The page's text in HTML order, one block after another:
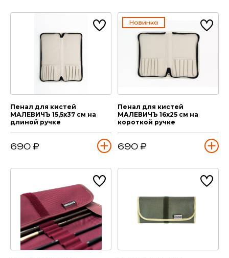
Пенал для кистей
МАЛЕВИЧЪ 15,5х37 см на
длиной ручке
690 ₽
Новинка
Пенал для кистей
МАЛЕВИЧЪ 16х25 см на
короткой ручке
690 ₽